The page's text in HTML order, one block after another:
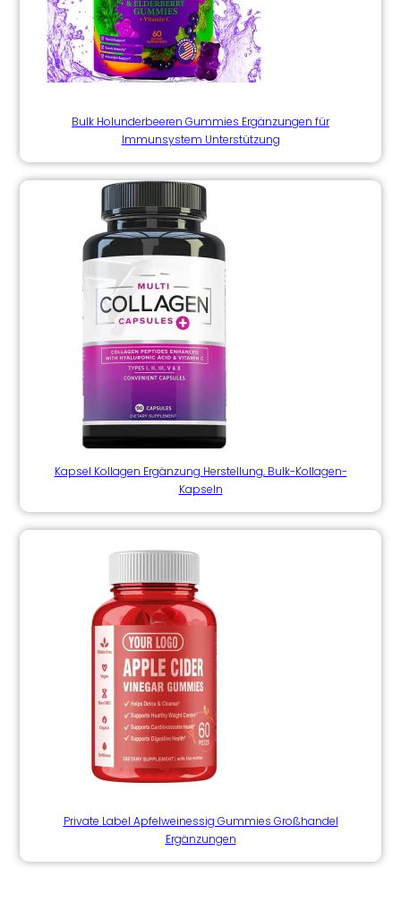
Bulk Holunderbeeren Gummies Ergänzungen für
Immunsystem Unterstützung
Kapsel Kollagen Ergänzung Herstellung, Bulk-Kollagen-
Kapseln
Private Label Apfelweinessig Gummies Großhandel
Ergänzungen